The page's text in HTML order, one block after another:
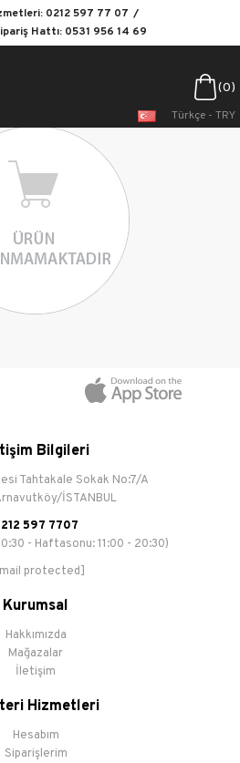
0212 597 77 07
Hattı: 0531 956 14 69
0
Türkçe - TRY
Bilgileri
Tahtakale Sokak No:7/A
İSTANBUL
597 7707
- Haftasonu: 11:00 - 20:30)
protected]
Kurumsal
Hakkımızda
Mağazalar
İletişim
Hizmetleri
Hesabım
Siparişlerim